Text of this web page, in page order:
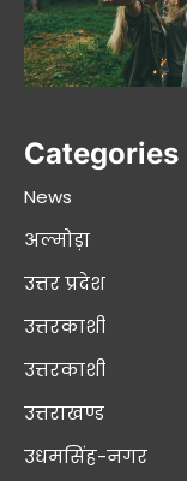
Categories
News
अल्मोड़ा
उत्तर प्रदेश
उत्तरकाशी
उत्तरकाशी
उत्तराखण्ड
उधमसिंह-नगर